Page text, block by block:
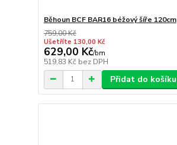
Běhoun BCF BAR16 béžový šíře 120cm
759,00 Kč
Ušetříte 130,00 Kč
629,00 Kč/bm
519,83 Kč bez DPH
Přidat do košíku